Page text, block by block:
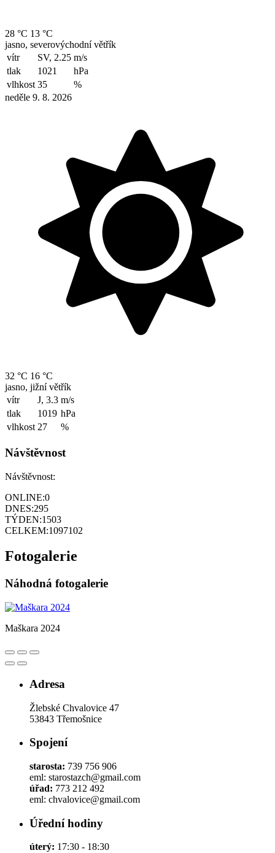
28 °C 13 °C
jasno, severovýchodní větřík
vítr
SV, 2.25 m/s
tlak
1021
hPa
vlhkost 35
%
neděle 9. 8. 2026
32 °C 16 °C
jasno, jižní větřík
vítr
J, 3.3 m/s
tlak
1019 hPa
vlhkost 27 %
Návštěvnost
Návštěvnost:
ONLINE:0
DNES:295
TÝDEN:1503
CELKEM:1097102
Fotogalerie
Náhodná fotogalerie
Maškara 2024
Adresa
Žlebské Chvalovice 47
53843 Třemošnice
Spojení
starosta: 739 756 906
eml: starostazch@gmail.com
úřad: 773 212 492
eml: chvalovice@gmail.com
Úřední hodiny
úterý: 17:30 - 18:30